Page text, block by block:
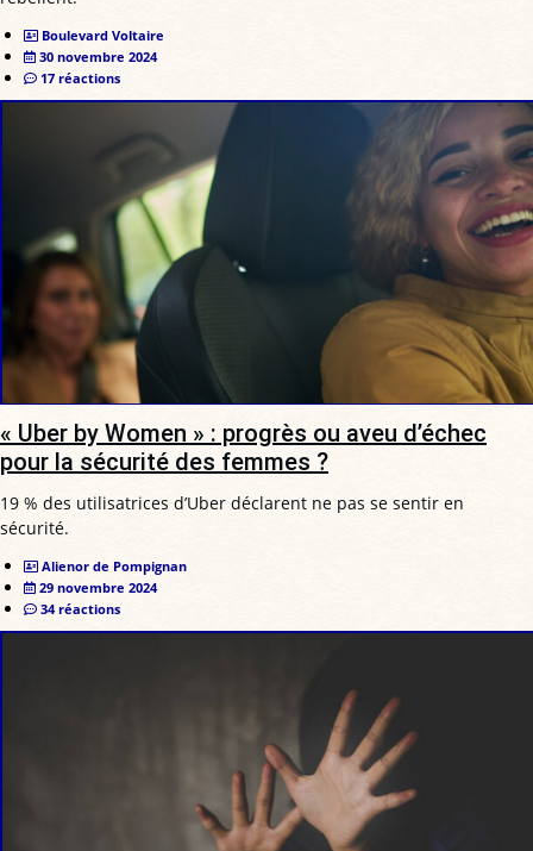
Boulevard Voltaire
30 novembre 2024
17 réactions
« Uber by Women » : progrès ou aveu d’échec
pour la sécurité des femmes ?
19 % des utilisatrices d’Uber déclarent ne pas se sentir en
sécurité.
Alienor de Pompignan
29 novembre 2024
34 réactions